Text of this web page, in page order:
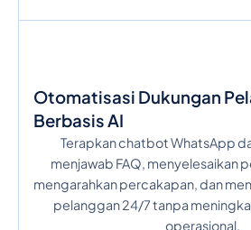
Otomatisasi Dukungan
Berbasis AI
Terapkan chatbot WhatsApp
menjawab FAQ, menyelesaikan
mengarahkan percakapan, dan
pelanggan 24/7 tanpa
operasional.